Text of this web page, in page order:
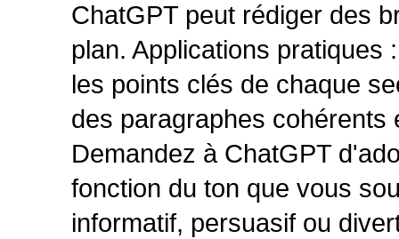
ChatGPT peut rédiger des
plan. Applications pratiques
les points clés de chaque
des paragraphes cohérents
Demandez à ChatGPT
fonction du ton que vous
informatif, persuasif ou